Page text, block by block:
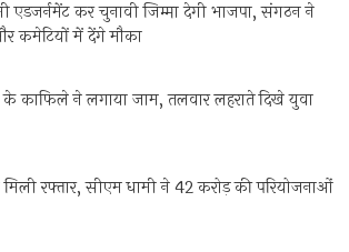
एडजर्नमेंट कर चुनावी जिम्मा देगी भाजपा, संगठन ने
कमेटियों में देंगे मौका
के काफिले ने लगाया जाम, तलवार लहराते दिखे युवा
रफ्तार, सीएम धामी ने 42 करोड़ की परियोजनाओं